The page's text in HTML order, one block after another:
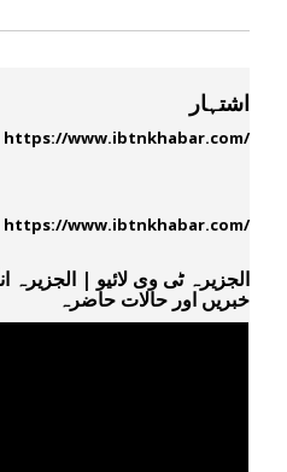
اشتہار
الجزیرہ ٹی وی لائیو | الجزیرہ
خبریں اور حالات حاضرہ